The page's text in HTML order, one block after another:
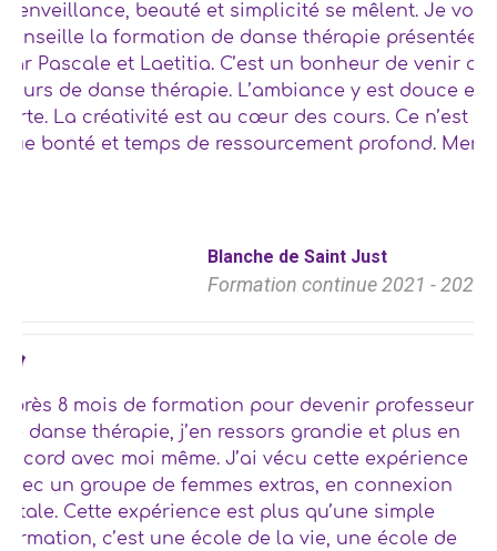
bienveillance, beauté et simplicité se mêlent. Je vous
conseille la formation de danse thérapie présentée
par Pascale et Laetitia. C’est un bonheur de venir au
cours de danse thérapie. L’ambiance y est douce et
forte. La créativité est au cœur des cours. Ce n’est
que bonté et temps de ressourcement profond. Merci
Blanche de Saint Just
Formation continue 2021 - 2022
Après 8 mois de formation pour devenir professeur
de danse thérapie, j’en ressors grandie et plus en
accord avec moi même. J’ai vécu cette expérience
avec un groupe de femmes extras, en connexion
totale. Cette expérience est plus qu’une simple
formation, c’est une école de la vie, une école de